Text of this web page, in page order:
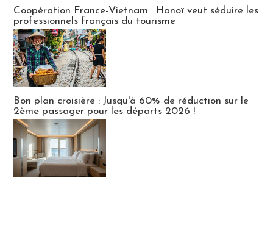
Coopération France-Vietnam : Hanoï veut séduire les
professionnels français du tourisme
Bon plan croisière : Jusqu'à 60% de réduction sur le
2ème passager pour les départs 2026 !